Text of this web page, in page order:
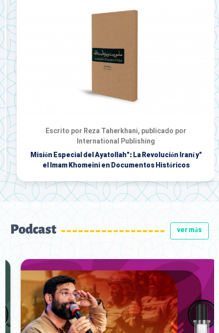
Escrito por Reza Taherkhani, publicado por
International Publishing
"Misión Especial del Ayatollah": La Revolución Iraní y
el Imam Khomeini en Documentos Históricos
Podcast ver más